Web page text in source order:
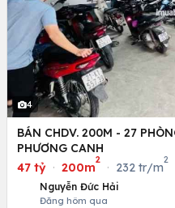
4
BÁN CHDV. 200M - 27
PHƯƠNG CANH
47 tỷ · 200m
2
· 232 tr/m
2
Nguyễn Đức Hải
Đăng hôm qua